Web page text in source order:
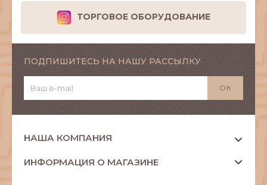
ТОРГОВОЕ ОБОРУДОВАНИЕ
ПОДПИШИТЕСЬ НА НАШУ РАССЫЛКУ
НАША КОМПАНИЯ
ИНФОРМАЦИЯ О МАГАЗИНЕ